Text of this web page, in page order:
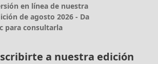
en línea de nuestra
de agosto 2026 - Da
para consultarla
a nuestra edición